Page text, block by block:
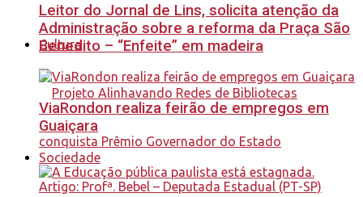
Cultura
Leitor do Jornal de Lins, solicita atenção da
Administração sobre a reforma da Praça São
Benedito – “Enfeite” em madeira
ViaRondon realiza feirão de empregos em
Guaiçara
Sociedade